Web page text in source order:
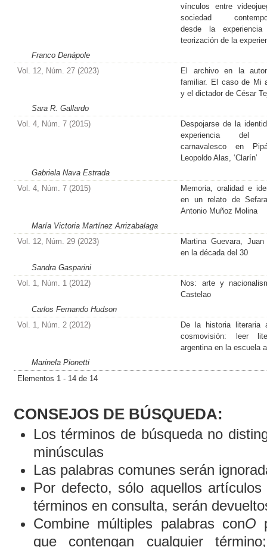
vínculos entre
sociedad
desde la
teorización de la
Franco Denápole
Vol. 12, Núm. 27 (2023)
El archivo en la
familiar. El caso de Mi
y el dictador de César
Sara R. Gallardo
Vol. 4, Núm. 7 (2015)
Despojarse de la
experiencia del
carnavalesco en
Leopoldo Alas, ‘Clarín’
Gabriela Nava Estrada
Vol. 4, Núm. 7 (2015)
Memoria, oralidad e
en un relato de
Antonio Muñoz Molina
María Victoria Martínez Arrizabalaga
Vol. 12, Núm. 29 (2023)
Martina Guevara,
en la década del 30
Sandra Gasparini
Vol. 1, Núm. 1 (2012)
Nos: arte y
Castelao
Carlos Fernando Hudson
Vol. 1, Núm. 2 (2012)
De la historia literaria
cosmovisión: leer
argentina en la escuela
Marinela Pionetti
Elementos 1 - 14 de 14
CONSEJOS DE BÚSQUEDA:
Los términos de búsqueda no
minúsculas
Las palabras comunes serán
Por defecto, sólo aquellos artículos
términos en consulta, serán
Combine múltiples palabras conO
que contengan cualquier